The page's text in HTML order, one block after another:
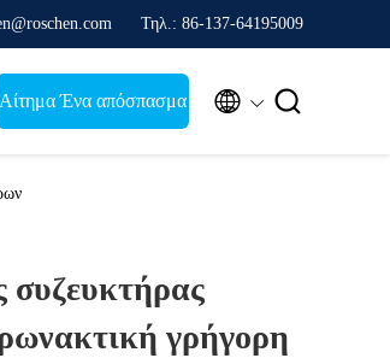
Τηλ.: 86-137-64195009
Αίτημα Ένα απόσπασμα  
συζευκτήρας
γρήγορη